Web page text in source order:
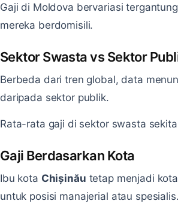
Gaji di Moldova bervariasi
mereka berdomisili.
Sektor Swasta vs Sektor
Berbeda dari tren global, data
daripada sektor publik.
Rata-rata gaji di sektor swasta
Gaji Berdasarkan Kota
Ibu kota Chișinău tetap menjadi
untuk posisi manajerial atau spesialis.